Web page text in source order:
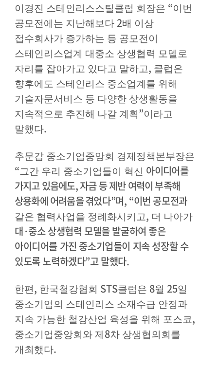
이경진 스테인리스스틸클럽 회장은 “이번
공모전에는 지난해보다 2배 이상
접수회사가 증가하는 등 공모전이
스테인리스업계 대중소 상생협력 모델로
자리를 잡아가고 있다고 말하고, 클럽은
향후에도 스테인리스 중소업계를 위해
기술자문서비스 등 다양한 상생활동을
지속적으로 추진해 나갈 계획”이라고
말했다.
추문갑 중소기업중앙회 경제정책본부장은
“그간 우리 중소기업들이 혁신 아이디어를
가지고 있음에도,자금 등 제반 여력이 부족해
상용화에 어려움을겪었다”며, “이번 공모전과
같은 협력사업을 정례화시키고, 더 나아가
대·중소 상생협력 모델을 발굴하여 좋은
아이디어를 가진 중소기업들이 지속 성장할 수
있도록 노력하겠다”고 말했다.
한편 , 한국철강협회 STS클럽은 8월 25일
중소기업의 스테인리스 소재수급 안정과
지속 가능한 철강산업 육성을 위해 포스코,
중소기업중앙회와 제 8차 상생협의회를
개최했다.